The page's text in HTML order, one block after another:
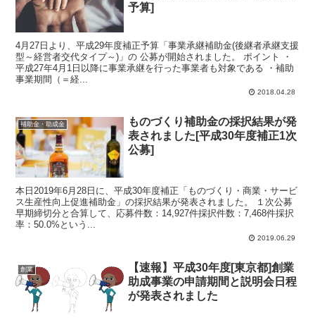
予算]
4月27日より、平成29年度補正予算「事業承継補助金(後継者承継支援
型～経営者交代タイプ～)」の 公募が開始されました。 ポイント ・
平成27年4月1日以降に事業承継を行った事業者も対象である ・補助
事業期間（＝経...
2018.04.28
補助金・助成金
ものづくり補助金の採択結果が発
表されました[平成30年度補正1次
公募]
本日2019年6月28日に、平成30年度補正「ものづくり・商業・サービ
ス生産性向上促進補助金」の採択結果が発表されました。 １次公募
早期締切分と合算して、応募件数：14,927件採択件数：7,468件採択
率：50.0%という...
2019.06.29
創業
【速報】平成30年度[東京都]創業
助成事業の申請期間と説明会日程
が発表されました